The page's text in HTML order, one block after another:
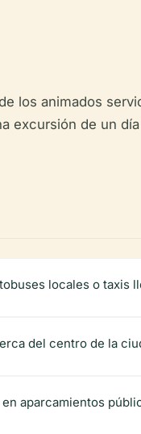
los animados
excursión de un
locales o taxis
del centro de la
aparcamientos